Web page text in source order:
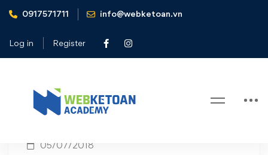
0917571711 info@webketoan.vn
Log in Register
Home Nghiep vu ke toan
Tag: Nghiep vu ke toan
05/07/2018